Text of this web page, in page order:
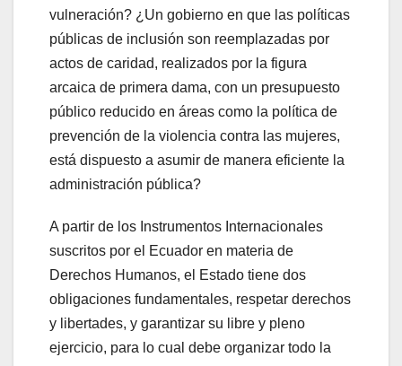
vulneración? ¿Un gobierno en que las políticas
públicas de inclusión son reemplazadas por
actos de caridad, realizados por la figura
arcaica de primera dama, con un presupuesto
público reducido en áreas como la política de
prevención de la violencia contra las mujeres,
está dispuesto a asumir de manera eficiente la
administración pública?
A partir de los Instrumentos Internacionales
suscritos por el Ecuador en materia de
Derechos Humanos, el Estado tiene dos
obligaciones fundamentales, respetar derechos
y libertades, y garantizar su libre y pleno
ejercicio, para lo cual debe organizar todo la